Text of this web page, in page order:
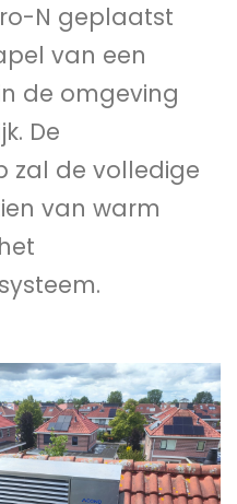
N geplaatst
van een
de omgeving
De
zal de volledige
van warm